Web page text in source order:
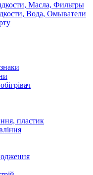
Масла, Фильтры
Вода, Омыватели
пластик